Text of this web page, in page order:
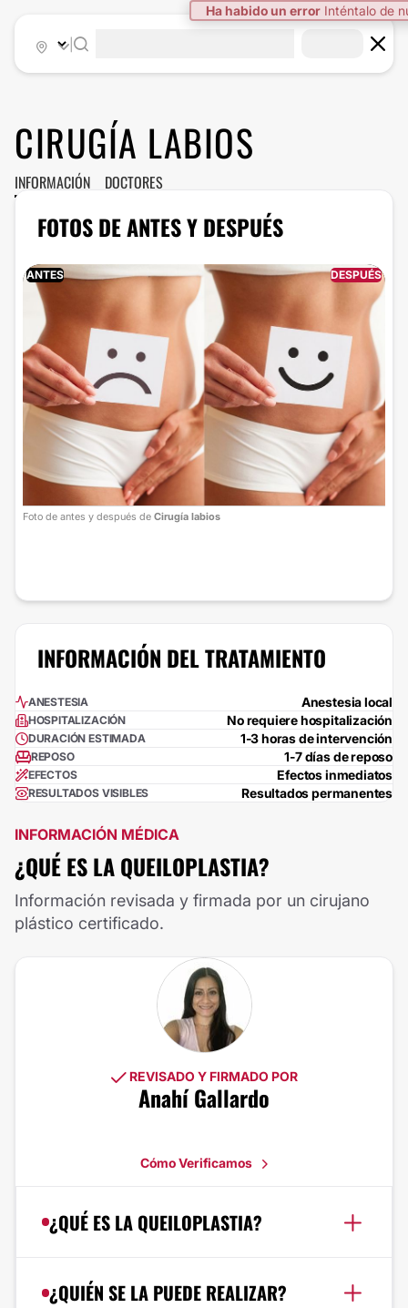
Ha habido un error Inténtalo de
CIRUGÍA LABIOS
INFORMACIÓN DOCTORES
FOTOS DE ANTES Y DESPUÉS
ANTES DESPUÉS
Foto de antes y después de Cirugía labios
INFORMACIÓN DEL TRATAMIENTO
ANESTESIA Anestesia local
HOSPITALIZACIÓN No requiere hospitalización
DURACIÓN ESTIMADA 1-3 horas de intervención
REPOSO 1-7 días de reposo
EFECTOS Efectos inmediatos
RESULTADOS VISIBLES Resultados permanentes
INFORMACIÓN MÉDICA
¿QUÉ ES LA QUEILOPLASTIA?
Información revisada y firmada por un cirujano
plástico certificado.
REVISADO Y FIRMADO POR
Anahí Gallardo
Cómo Verificamos
¿QUÉ ES LA QUEILOPLASTIA?
¿QUIÉN SE LA PUEDE REALIZAR?